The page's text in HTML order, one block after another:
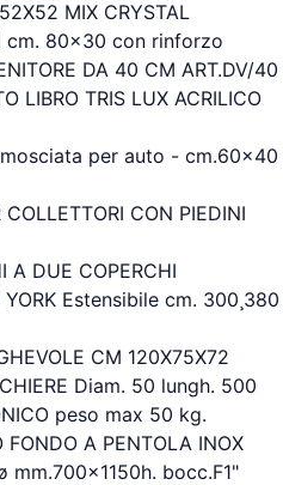
MIX CRYSTAL
cm. 80x30 con rinforzo
DA 40 CM ART.DV/40
LIBRO TRIS LUX ACRILICO
per auto - cm.60x40
CON PIEDINI
A DUE COPERCHI
YORK Estensibile cm. 300¸380
CM 120X75X72
Diam. 50 lungh. 500
peso max 50 kg.
FONDO A PENTOLA INOX
mm.700x1150h. bocc.F1"